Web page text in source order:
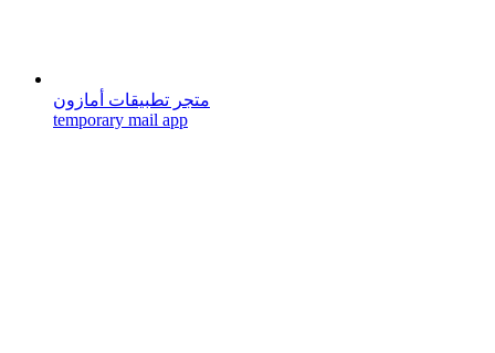
متجر تطبيقات أمازون
temporary mail app